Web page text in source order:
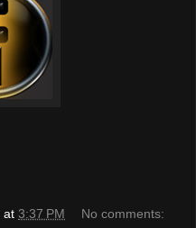
at 3:37 PM No comments: